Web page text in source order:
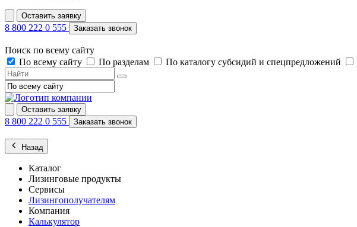
Оставить заявку
8 800 222 0 555 Заказать звонок
Поиск по всему сайту
По всему сайту
По разделам По каталогу субсидий и спецпредложений
Оставить заявку
8 800 222 0 555 Заказать звонок
Назад
Каталог
Лизинговые продукты
Сервисы
Лизингополучателям
Компания
Калькулятор